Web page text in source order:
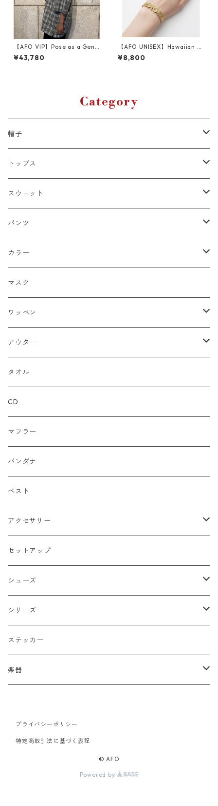
【AFO VIP】Pose as a Gentl
eman Shirts【クールグレ
ー】
¥43,780
【AFO UNISEX】Hawaiian Je
welry BRACELET / ハワイア
ン ジュエリーブレスレット
¥8,800
Category
帽子
キャップ
スナップバック
フィッテド（サイズ調整無）
ドゥラグ
スカルキャップ
ハンチング
ニットキャップ
ハット
トップス
Ｔシャツ
半袖
長袖
シャツ（半袖）
シャツ（長袖）
トレーナー
パーカー
ジップアップ
プルオーバー
ロンＴ
総柄
タンクトップ
セーター
ポロシャツ
半袖
長袖
スウェット
トレーナー
パーカー
パンツ
ハーフ
ロング
ストレート
ルーズ
カラー
ブラック
ネイビー
グレー
ゴールド（金）
カーキグリーン
カーキーベージュ
ブルー
ワイン
グリーン
ベージュ
チャコール
ホワイト
イエロー
オレンジ
ブラウン
マスク
ワッペン
ロゴ
キャラクター
アシュラ
バッターマン（野球）
家紋
丸型
炎（ファイア）
四角型
ホラー
ペンタグラム
楯型
スポーツ
国旗
十字（クロス）
和柄
アウター
ジャケット
タオル
CD
マフラー
バンダナ
ベスト
アクセサリー
ペンダント
ブレスレッド
セットアップ
シューズ
DADA
シリーズ
阿修羅
DEATH ANGEL
2FACE（TWO FACE）
ステッカー
楽器
レスポール
プライバシーポリシー
特定商取引法に基づく表記
© AFO
Powered by